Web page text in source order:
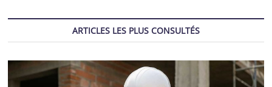
ARTICLES LES PLUS CONSULTÉS